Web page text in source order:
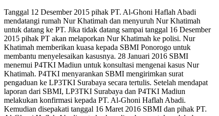
Tanggal 12 Desember 2015 pihak PT. Al-Ghoni Haflah Abadi
mendatangi rumah Nur Khatimah dan menyuruh Nur Khatimah
untuk datang ke PT. Jika tidak datang sampai tanggal 16 Desember
2015 pihak PT akan melaporkan Nur Khatimah ke polisi. Nur
Khatimah memberikan kuasa kepada SBMI Ponorogo untuk
membantu menyelesaikan kasusnya. 28 Januari 2016 SBMI
menemui P4TKI Madiun untuk konsultasi mengenai kasus Nur
Khatimah. P4TKI menyarankan SBMI mengirimkan surat
pengaduan ke LP3TKI Surabaya secara tertulis. Setelah mendapat
laporan dari SBMI, LP3TKI Surabaya dan P4TKI Madiun
melakukan konfirmasi kepada PT. Al-Ghoni Haflah Abadi.
Kemudian disepakati tanggal 16 Maret 2016 SBMI dan pihak PT.